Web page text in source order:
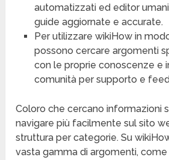
automatizzati ed editor
guide aggiornate e accurate.
Per utilizzare wikiHow in
possono cercare argomenti
con le proprie conoscenze e
comunità per supporto e
Coloro che cercano informazioni
navigare più facilmente sul sito
struttura per categorie. Su
vasta gamma di argomenti,